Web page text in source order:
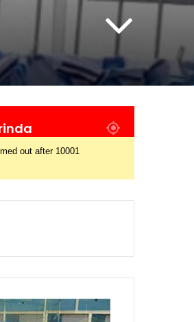
out after 10001